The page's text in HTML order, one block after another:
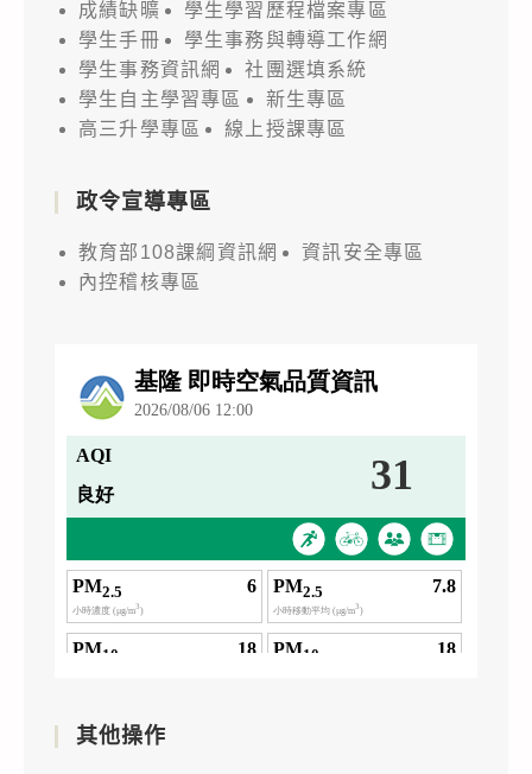
成績缺曠
學生學習歷程檔案專區
學生手冊
學生事務與轉導工作網
學生事務資訊網
社團選填系統
學生自主學習專區
新生專區
高三升學專區
線上授課專區
政令宣導專區
教育部108課綱資訊網
資訊安全專區
內控稽核專區
其他操作